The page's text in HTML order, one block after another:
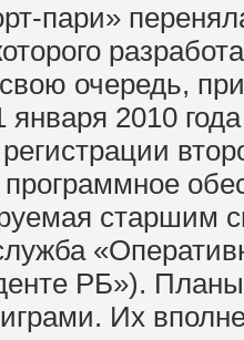
пари»
очередь,
января 2010
регистрации
старшим
РБ»). Планы
Их